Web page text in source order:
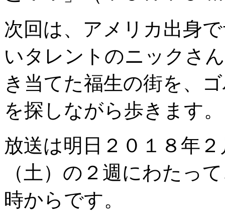
次回は、アメリカ出身
いタレントのニックさ
き当てた福生の街を、
を探しながら歩きます。
放送は明日２０１８年
（土）の２週にわたっ
時からです。